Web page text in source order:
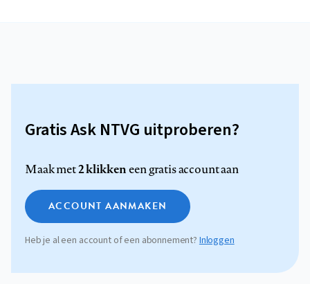
Gratis Ask NTVG uitproberen?
Maak met2 klikkeneen gratis account aan
ACCOUNT AANMAKEN
Heb je al een account of een abonnement? Inloggen